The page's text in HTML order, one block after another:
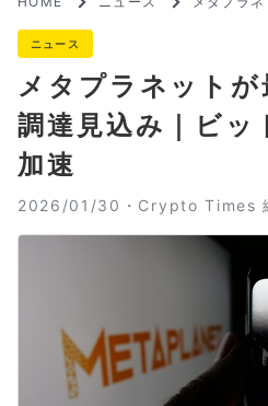
ニュース
メタプラネット
調達見込み｜ビッ
加速
2026/01/30・ Crypto Times